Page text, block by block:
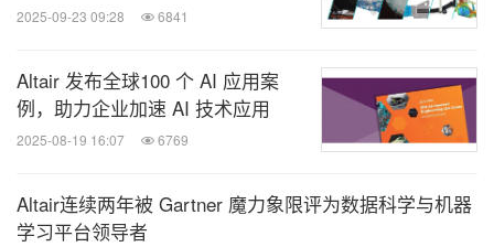
2025-09-23 09:28 6841
Altair 发布全球100 个 AI 应用案
例，助力企业加速 AI 技术应用
2025-08-19 16:07 6769
Altair连续两年被 Gartner 魔力象限评为数据科学与机器
学习平台领导者